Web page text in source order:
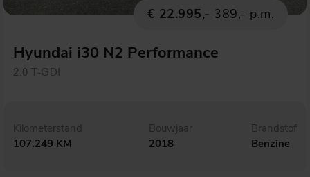
€ 22.995,- 389,- p.m.
Hyundai i30 N2 Performance
2.0 T-GDI
Kilometerstand
107.249 KM
Bouwjaar
2018
Brandstof
Benzine